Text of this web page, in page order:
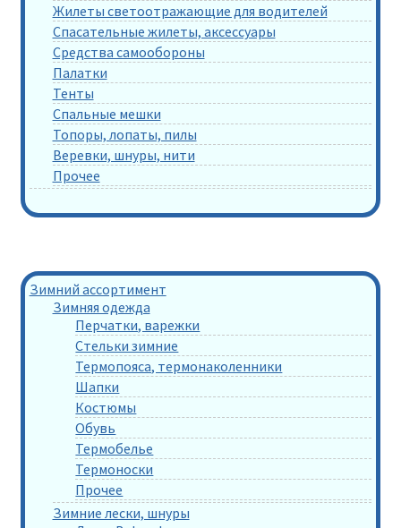
Жилеты светоотражающие для водителей
Спасательные жилеты, аксессуары
Средства самообороны
Палатки
Тенты
Спальные мешки
Топоры, лопаты, пилы
Веревки, шнуры, нити
Прочее
Зимний ассортимент
Зимняя одежда
Перчатки, варежки
Стельки зимние
Термопояса, термонаколенники
Шапки
Костюмы
Обувь
Термобелье
Термоноски
Прочее
Зимние лески, шнуры